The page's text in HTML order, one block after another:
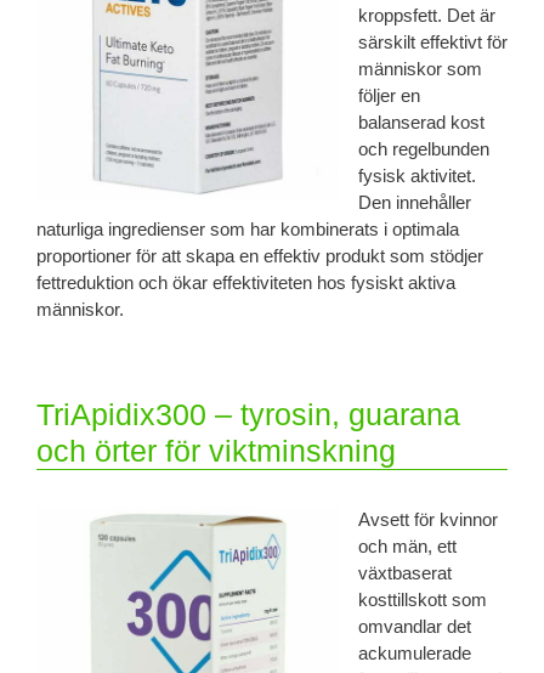
kroppsfett. Det är
särskilt effektivt för
människor som
följer en
balanserad kost
och regelbunden
fysisk aktivitet.
Den innehåller
naturliga ingredienser som har kombinerats i optimala
proportioner för att skapa en effektiv produkt som stödjer
fettreduktion och ökar effektiviteten hos fysiskt aktiva
människor.
TriApidix300 – tyrosin, guarana
och örter för viktminskning
Avsett för kvinnor
och män, ett
växtbaserat
kosttillskott som
omvandlar det
ackumulerade